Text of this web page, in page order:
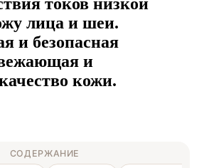
токов низкой
лица и шеи.
и безопасная
и
кожи.
СОДЕРЖАНИЕ